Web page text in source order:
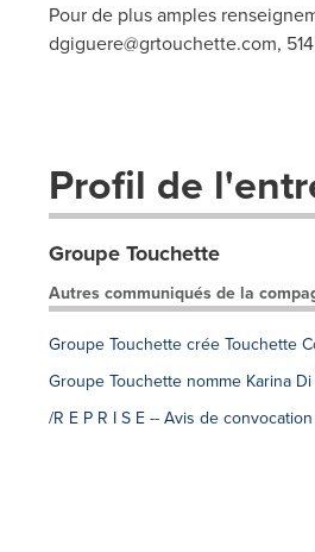
Pour de plus amples
dgiguere@grtouchette.com,
Profil de
Groupe Touchette
Autres communiqués de la
Groupe Touchette crée Touchette
Groupe Touchette nomme Karina
/R E P R I S E -- Avis de